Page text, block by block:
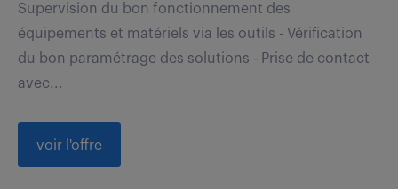
Supervision du bon fonctionnement des
équipements et matériels via les outils - Vérification
du bon paramétrage des solutions - Prise de contact
avec...
voir l'offre